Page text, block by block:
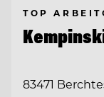
TOP
83471